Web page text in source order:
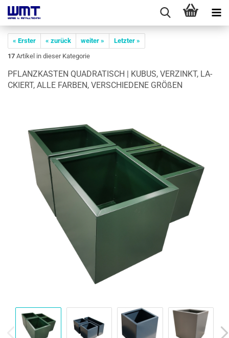
« Erster « zurück weiter »
Letzter »
17 Artikel in dieser Kategorie
PFLANZ­KAS­TEN QUA­DRA­TISCH | KUBUS, VER­ZINKT, LA­
CKIERT, ALLE FAR­BEN, VER­SCHIE­DE­NE GRÖ­ßEN